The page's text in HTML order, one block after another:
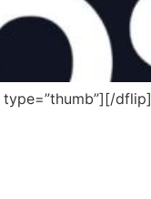
dflip]